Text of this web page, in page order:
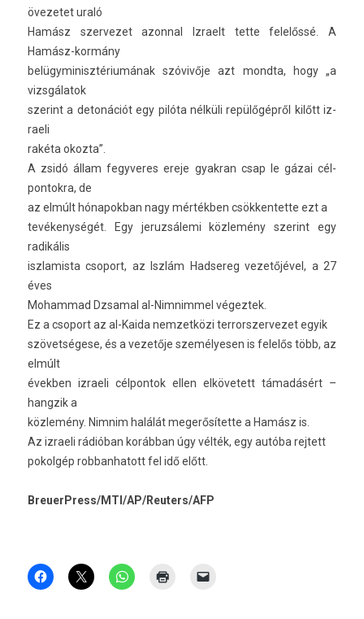
övezetet uraló
Hamász szer­vezet azonn­al Iz­raelt tette felelőssé. A
Hamász-kormány
be­lügyminisztériumának szóvivője azt mondta, hogy „a
vizsgálatok
szerint a detonációt egy pilóta nélküli repülőgépről kilőtt iz­
raeli
rakéta okoz­ta”.
A zsidó állam fegyveres ereje gyak­ran csap le gázai cél­
pontok­ra, de
az elmúlt hónapok­ban nagy mértékben csök­kentet­te ezt a
tevékenységét. Egy jeruz­sálemi közlemény szerint egy
radikális
iszlamis­ta csoport, az Iszlám Had­sereg vezetőjével, a 27
éves
Moham­mad Dzsam­al al-Nimnimmel végez­tek.
Ez a csoport az al-Kaida nem­zetközi ter­rorszer­vezet egyik
szövetségese, és a vezetője személyes­en is felelős több, az
elmúlt
évekb­en iz­raeli cél­pontok ellen el­követett támadásért –
han­gzik a
közlemény. Nim­nim halálát megerősítette a Hamász is.
Az iz­raeli rádióban korábban úgy vélték, egy autóba re­jtett
pokol­gép rob­banhatott fel idő előtt.
BreuerPress/MTI/AP/Reuters/AFP